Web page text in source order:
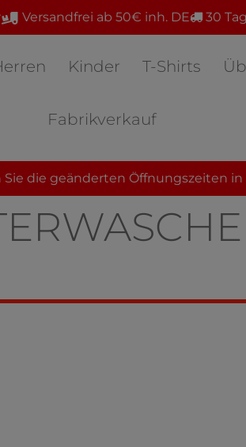
Versandfrei ab 50€ inh. DE 30
Kinder T-Shirts
Fabrikverkauf
die geänderten Öffnungszeiten